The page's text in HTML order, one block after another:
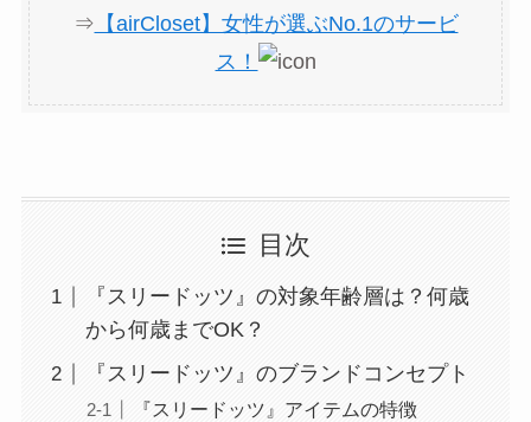
⇒ 【airCloset】女性が選ぶNo.1のサービ
ス！
目次
『スリードッツ』の対象年齢層は？何歳
から何歳までOK？
『スリードッツ』のブランドコンセプト
『スリードッツ』アイテムの特徴